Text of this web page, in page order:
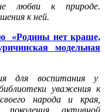
любви к природе.
к ней.
«Родины нет краше,
модельная
для воспитания у
уважения к
народа и края,
активной